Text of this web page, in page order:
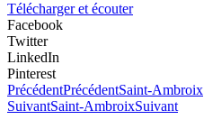
Télécharger et écouter
Facebook
Twitter
LinkedIn
Pinterest
PrécédentPrécédentSaint-Ambroix
SuivantSaint-AmbroixSuivant